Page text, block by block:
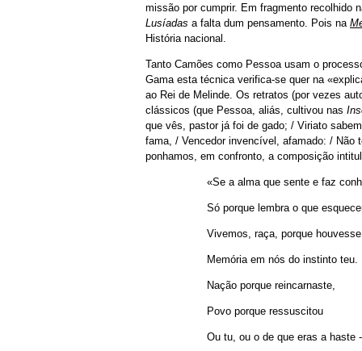
missão por cumprir. Em fragmento recolhido
Lusíadas a falta dum pensamento. Pois na
História nacional.
Tanto Camões como Pessoa usam o
Gama esta técnica verifica-se quer na
ao Rei de Melinde. Os retratos (por vezes
clássicos (que Pessoa, aliás, cultivou nas
que vês, pastor já foi de gado; / Viriato
fama, / Vencedor invencível, afamado: / Não
ponhamos, em confronto, a composição
«Se a alma que sente e faz
Só porque lembra o que
Vivemos, raça, porque houvesse
Memória em nós do instinto teu.
Nação porque reincarnaste,
Povo porque ressuscitou
Ou tu, ou o de que eras a haste -